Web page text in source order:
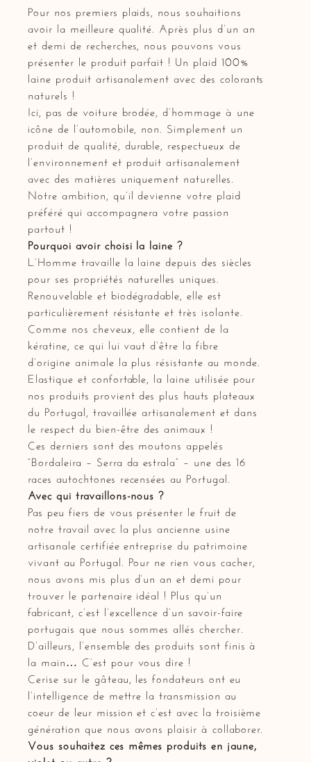
Pour nos premiers plaids, nous souhaitions
avoir la meilleure qualité. Après plus d’un an
et demi de recherches, nous pouvons vous
présenter le produit parfait ! Un plaid 100%
laine produit artisanalement avec des colorants
naturels !
Ici, pas de voiture brodée, d’hommage à une
icône de l’automobile, non. Simplement un
produit de qualité, durable, respectueux de
l’environnement et produit artisanalement
avec des matières uniquement naturelles.
Notre ambition, qu’il devienne votre plaid
préféré qui accompagnera votre passion
partout !
Pourquoi avoir choisi la laine ?
L’Homme travaille la laine depuis des siècles
pour ses propriétés naturelles uniques.
Renouvelable et biodégradable, elle est
particulièrement résistante et très isolante.
Comme nos cheveux, elle contient de la
kératine, ce qui lui vaut d’être la fibre
d’origine animale la plus résistante au monde.
Elastique et confortable, la laine utilisée pour
nos produits provient des plus hauts plateaux
du Portugal, travaillée artisanalement et dans
le respect du bien-être des animaux !
Ces derniers sont des moutons appelés
“Bordaleira – Serra da estrala” – une des 16
races autochtones recensées au Portugal.
Avec qui travaillons-nous ?
Pas peu fiers de vous présenter le fruit de
notre travail avec la plus ancienne usine
artisanale certifiée entreprise du patrimoine
vivant au Portugal. Pour ne rien vous cacher,
nous avons mis plus d’un an et demi pour
trouver le partenaire idéal ! Plus qu’un
fabricant, c’est l’excellence d’un savoir-faire
portugais que nous sommes allés chercher.
D’ailleurs, l’ensemble des produits sont finis à
la main… C’est pour vous dire !
Cerise sur le gâteau, les fondateurs ont eu
l’intelligence de mettre la transmission au
coeur de leur mission et c’est avec la troisième
génération que nous avons plaisir à collaborer.
Vous souhaitez ces mêmes produits en jaune,